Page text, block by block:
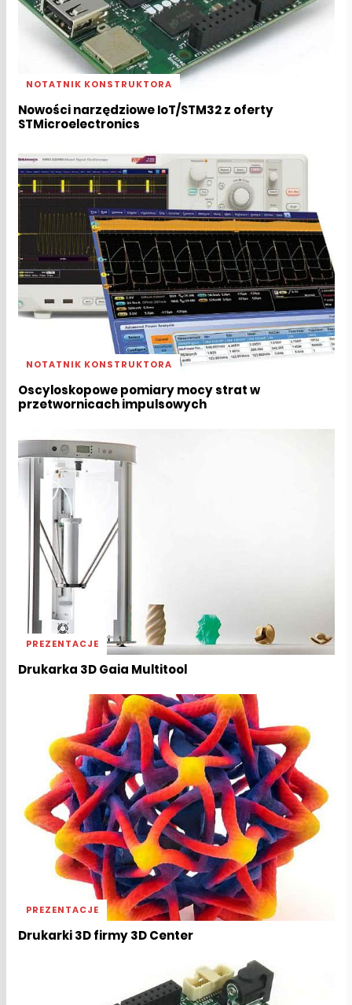
NOTATNIK KONSTRUKTORA
Nowości narzędziowe IoT/STM32 z oferty
STMicroelectronics
NOTATNIK KONSTRUKTORA
Oscyloskopowe pomiary mocy strat w
przetwornicach impulsowych
PREZENTACJE
Drukarka 3D Gaia Multitool
PREZENTACJE
Drukarki 3D firmy 3D Center